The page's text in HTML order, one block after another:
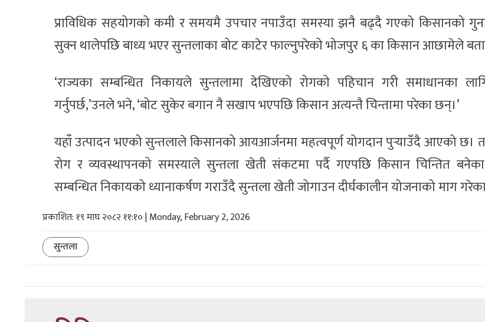
प्राविधिक सहयोगको कमी र समयमै उपचार नपाउँदा समस्या झनै बढ्दै गएको किसानको
सुक्न थालेपछि बाध्य भएर सुन्तलाका बोट काटेर फाल्नुपरेको भोजपुर ६ का किसान आछामेले
‘राज्यका सम्बन्धित निकायले सुन्तलामा देखिएको रोगको पहिचान गरी समाधानका
गर्नुपर्छ,’उनले भने, ‘बोट सुकेर बगान नै सखाप भएपछि किसान अत्यन्तै चिन्तामा परेका छन्।’
यहाँ उत्पादन भएको सुन्तलाले किसानको आयआर्जनमा महत्वपूर्ण योगदान पुर्‍याउँदै आएको छ।
रोग र व्यवस्थापनको समस्याले सुन्तला खेती संकटमा पर्दै गएपछि किसान चिन्तित
सम्बन्धित निकायको ध्यानाकर्षण गराउँदै सुन्तला खेती जोगाउन दीर्घकालीन योजनाको माग
प्रकाशित: १९ माघ २०८२ ११:१० | Monday, February 2, 2026
सुन्तला